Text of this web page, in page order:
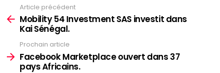
plus
Article précédent
Mobility 54 Investment SAS investit dans
Kai Sénégal.
Prochain article
Facebook Marketplace ouvert dans 37
pays Africains.